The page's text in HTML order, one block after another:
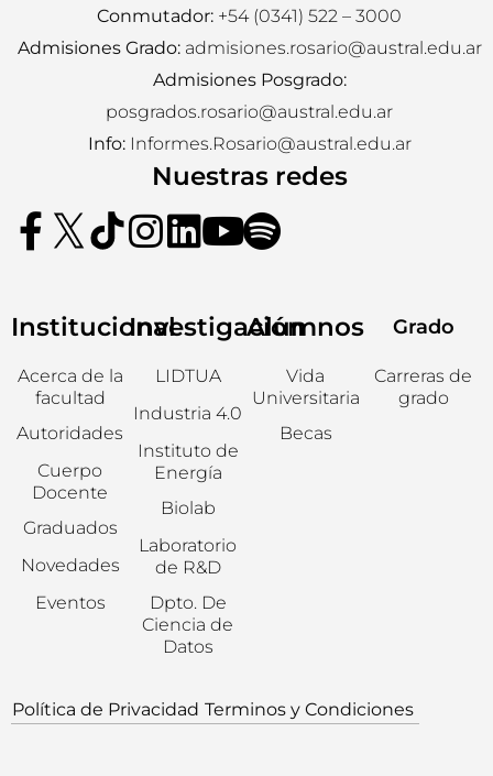
Conmutador: +54 (0341) 522 – 3000
Admisiones Grado:admisiones.rosario@austral.edu.ar
Admisiones Posgrado:
posgrados.rosario@austral.edu.ar
Info:Informes.Rosario@austral.edu.ar
Nuestras redes
Institucional
Acerca de la
facultad
Autoridades
Cuerpo
Docente
Graduados
Novedades
Eventos
Investigación
LIDTUA
Industria 4.0
Instituto de
Energía
Biolab
Laboratorio
de R&D
Dpto. De
Ciencia de
Datos
Alumnos
Vida
Universitaria
Becas
Grado
Carreras de
grado
Política de Privacidad Terminos y Condiciones